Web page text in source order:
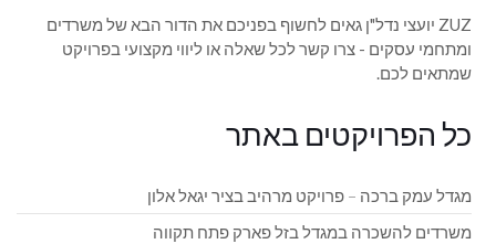
ZUZ יועצי נדל"ן גאים לחשוף בפניכם את הדור הבא של משרדים
ומתחמי עסקים - צרו קשר לכל שאלה או ליווי מקצועי בפרויקט
שמתאים לכם.
כל הפרויקטים באתר
מגדל עמק ברכה – פרויקט מרהיב בציר יגאל אלון
משרדים להשכרה במגדל בזל פארק פתח תקווה